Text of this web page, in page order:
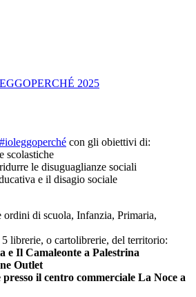
2025
#ioleggoperché con gli obiettivi di:
scolastiche
le disuguaglianze sociali
e il disagio sociale
ordini di scuola, Infanzia, Primaria,
librerie, o cartolibrerie, del territorio:
Il Camaleonte a Palestrina
Outlet
il centro commerciale La Noce a